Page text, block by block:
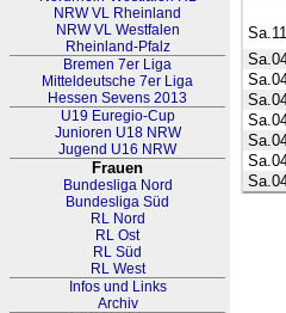
NRW VL Rheinland
NRW VL Westfalen
Rheinland-Pfalz
Bremen 7er Liga
Mitteldeutsche 7er Liga
Hessen Sevens 2013
U19 Euregio-Cup
Junioren U18 NRW
Jugend U16 NRW
Frauen
Bundesliga Nord
Bundesliga Süd
RL Nord
RL Ost
RL Süd
RL West
Infos und Links
Archiv